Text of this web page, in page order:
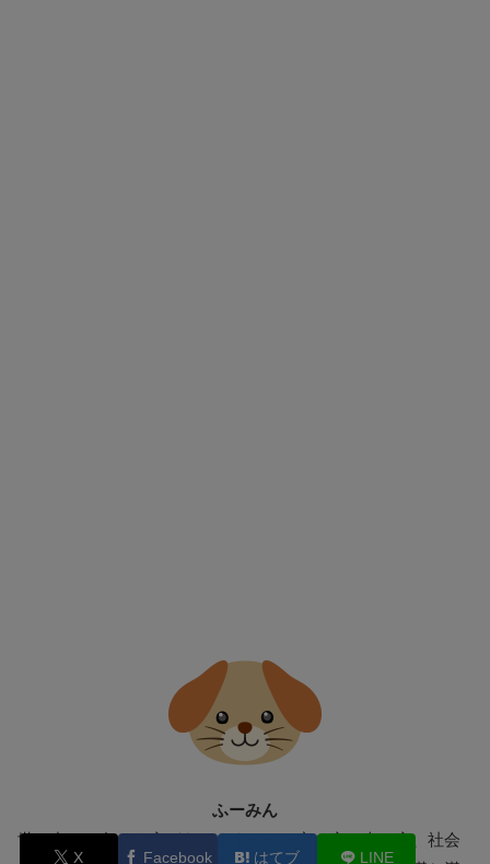
X Facebook はてブ LINE
ふーみん
世の中には色々な窓があります・・・家の窓、車の窓、社会